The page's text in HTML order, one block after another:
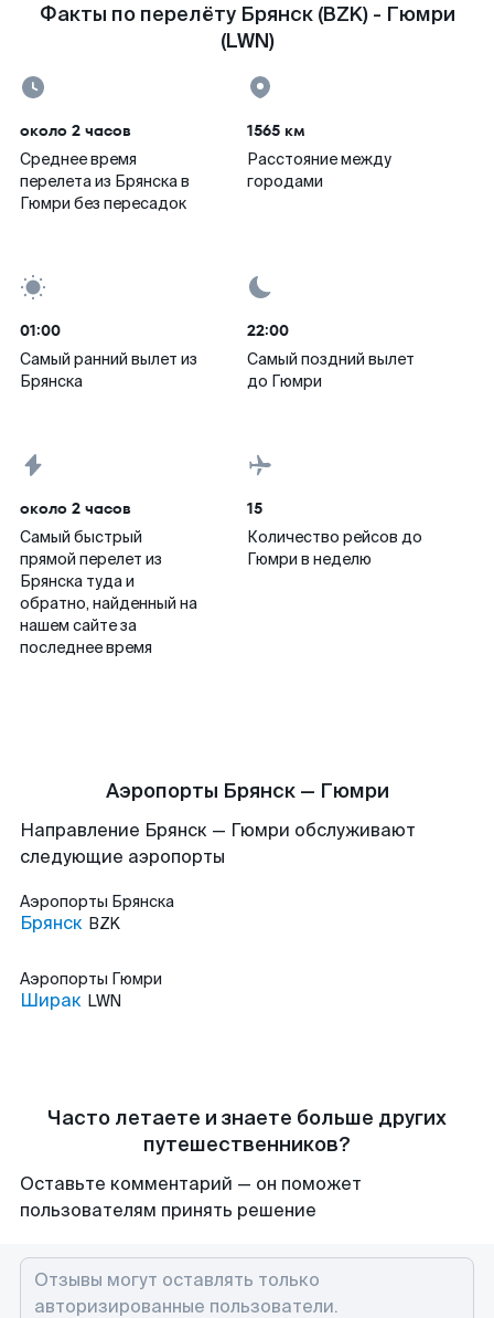
Факты по перелёту Брянск (BZK) - Гюмри
(LWN)
около 2 часов
Среднее время
перелета из Брянска в
Гюмри без пересадок
1565 км
Расстояние между
городами
01:00
Самый ранний вылет из
Брянска
22:00
Самый поздний вылет
до Гюмри
около 2 часов
Самый быстрый
прямой перелет из
Брянска туда и
обратно, найденный на
нашем сайте за
последнее время
15
Количество рейсов до
Гюмри в неделю
Аэропорты Брянск — Гюмри
Направление Брянск — Гюмри обслуживают
следующие аэропорты
Аэропорты Брянска
Брянск BZK
Аэропорты Гюмри
Ширак LWN
Часто летаете и знаете больше других
путешественников?
Оставьте комментарий — он поможет
пользователям принять решение